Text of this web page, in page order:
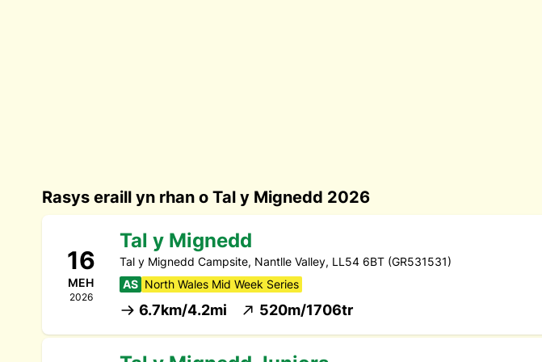
Rasys eraill yn rhan o Tal y Mignedd 2026
16
MEH
2026
Tal y Mignedd
Tal y Mignedd Campsite, Nantlle Valley, LL54 6BT (GR531531)
AS North Wales Mid Week Series
6.7km/4.2mi 520m/1706tr